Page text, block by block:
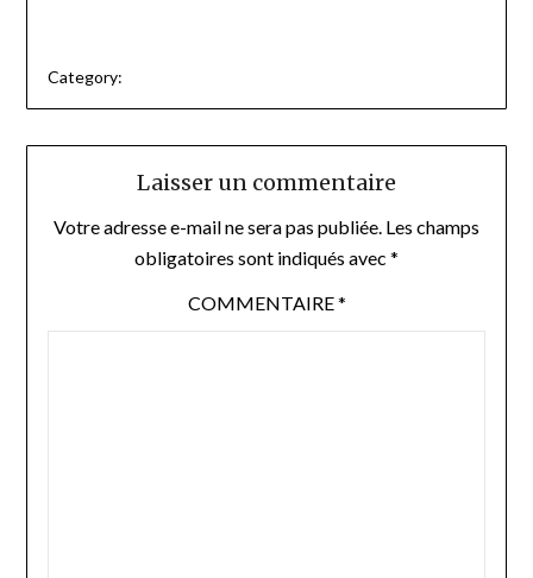
Category:
Laisser un commentaire
Votre adresse e-mail ne sera pas publiée. Les champs
obligatoires sont indiqués avec *
COMMENTAIRE*